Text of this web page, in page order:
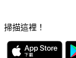
掃描這裡！